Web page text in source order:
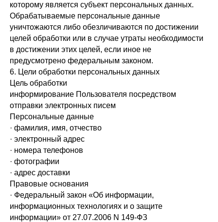
которому является субъект персональных данных.
Обрабатываемые персональные данные
уничтожаются либо обезличиваются по достижении
целей обработки или в случае утраты необходимости
в достижении этих целей, если иное не
предусмотрено федеральным законом.
6. Цели обработки персональных данных
Цель обработки
информирование Пользователя посредством
отправки электронных писем
Персональные данные
· фамилия, имя, отчество
· электронный адрес
· номера телефонов
· фотографии
· адрес доставки
Правовые основания
· Федеральный закон «Об информации,
информационных технологиях и о защите
информации» от 27.07.2006 N 149-ФЗ